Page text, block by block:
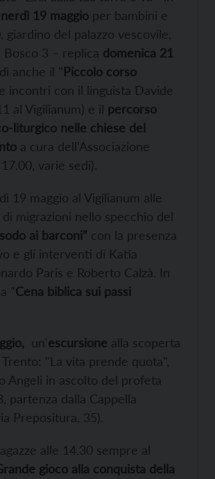
19 maggio per bambini e
giardino del palazzo vescovile,
Bosco 3 – replica domenica 21
anche il "Piccolo corso
incontri con il linguista Davide
al Vigilianum) e il percorso
liturgico nelle chiese del
a cura dell'Associazione
varie sedi).
19 maggio al Vigilianum alle
migrazioni nello specchio del
ai barconi” con la presenza
e gli interventi di Katia
Paris e Roberto Calzà. In
"Cena biblica sui passi
un'escursione alla scoperta
"La vita prende quota",
Angeli in ascolto del profeta
partenza dalla Cappella
Prepositura, 35).
alle 14.30 sempre al
gioco alla conquista della